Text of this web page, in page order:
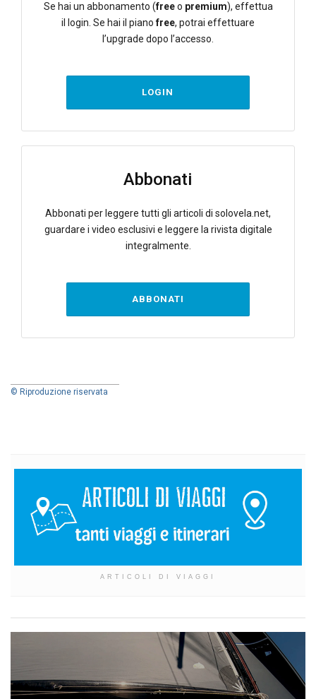
Se hai un abbonamento (freeo premium), effettua
il login. Se hai il pianofree, potrai effettuare
l’upgrade dopo l’accesso.
LOGIN
Abbonati
Abbonati per leggere tutti gli articoli di solovela.net,
guardare i video esclusivi e leggere la rivista digitale
integralmente.
ABBONATI
© Riproduzione riservata
ARTICOLI DI VIAGGI